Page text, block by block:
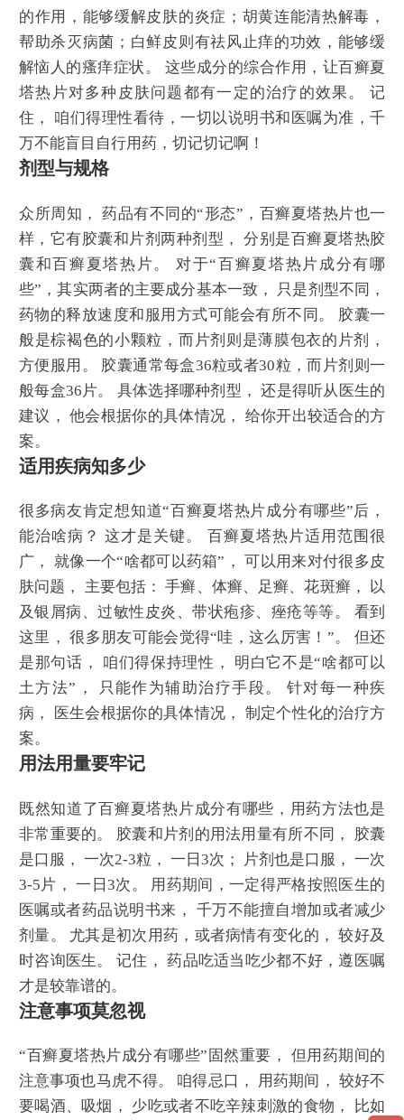
的作用，能够缓解皮肤的炎症；胡黄连能清热解毒，
帮助杀灭病菌；白鲜皮则有祛风止痒的功效，能够缓
解恼人的瘙痒症状。 这些成分的综合作用，让百癣夏
塔热片对多种皮肤问题都有一定的治疗的效果。 记
住， 咱们得理性看待，一切以说明书和医嘱为准，千
万不能盲目自行用药，切记切记啊！
剂型与规格
众所周知， 药品有不同的“形态”，百癣夏塔热片也一
样，它有胶囊和片剂两种剂型， 分别是百癣夏塔热胶
囊和百癣夏塔热片。 对于“百癣夏塔热片成分有哪
些”，其实两者的主要成分基本一致， 只是剂型不同，
药物的释放速度和服用方式可能会有所不同。 胶囊一
般是棕褐色的小颗粒，而片剂则是薄膜包衣的片剂，
方便服用。 胶囊通常每盒36粒或者30粒，而片剂则一
般每盒36片。 具体选择哪种剂型， 还是得听从医生的
建议， 他会根据你的具体情况， 给你开出较适合的方
案。
适用疾病知多少
很多病友肯定想知道“百癣夏塔热片成分有哪些”后，
能治啥病？ 这才是关键。 百癣夏塔热片适用范围很
广， 就像一个“啥都可以药箱”， 可以用来对付很多皮
肤问题， 主要包括： 手癣、体癣、足癣、花斑癣， 以
及银屑病、过敏性皮炎、带状疱疹、痤疮等等。 看到
这里， 很多朋友可能会觉得“哇，这么厉害！”。 但还
是那句话， 咱们得保持理性， 明白它不是“啥都可以
土方法”， 只能作为辅助治疗手段。 针对每一种疾
病， 医生会根据你的具体情况， 制定个性化的治疗方
案。
用法用量要牢记
既然知道了百癣夏塔热片成分有哪些，用药方法也是
非常重要的。 胶囊和片剂的用法用量有所不同， 胶囊
是口服， 一次2-3粒， 一日3次； 片剂也是口服， 一次
3-5片， 一日3次。 用药期间，一定得严格按照医生的
医嘱或者药品说明书来， 千万不能擅自增加或者减少
剂量。 尤其是初次用药，或者病情有变化的， 较好及
时咨询医生。 记住， 药品吃适当吃少都不好，遵医嘱
才是较靠谱的。
注意事项莫忽视
“百癣夏塔热片成分有哪些”固然重要， 但用药期间的
注意事项也马虎不得。 咱得忌口， 用药期间， 较好不
要喝酒、吸烟， 少吃或者不吃辛辣刺激的食物， 比如